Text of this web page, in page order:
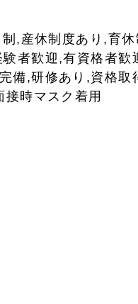
,産休制度あり,育
者歓迎,有資格者歓
備,研修あり,資格取
時マスク着用